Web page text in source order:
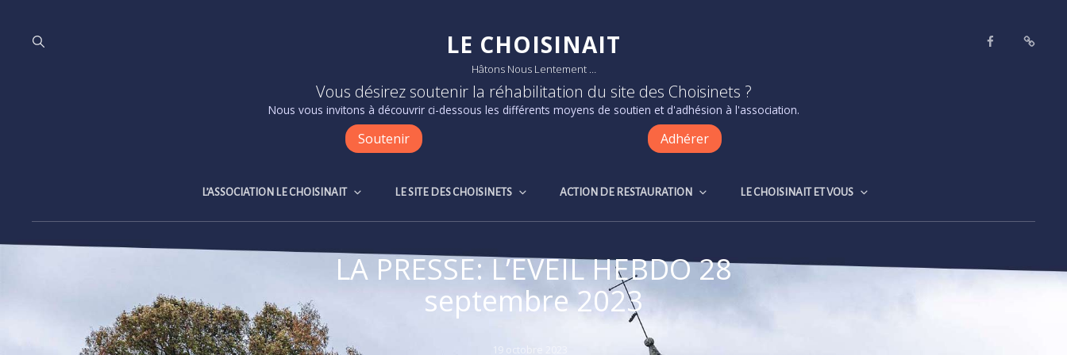
LE CHOISINAIT
Hâtons Nous Lentement …
FacebookContact
Vous désirez soutenir la réhabilitation du site des Choisinets ?
Nous vous invitons à découvrir ci-dessous les différents moyens de soutien et d'adhésion à l'association.
Soutenir Adhérer
L’ASSOCIATION LE CHOISINAIT LE SITE DES CHOISINETS ACTION DE RESTAURATION LE CHOISINAIT ET VOUS
LA PRESSE: L’EVEIL HEBDO 28
septembre 2023